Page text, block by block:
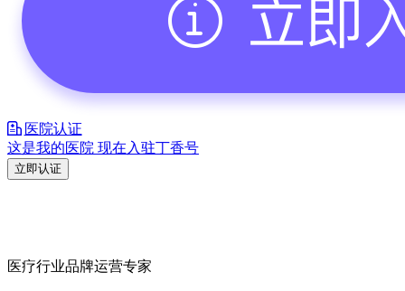
医院认证
这是我的医院 现在入驻丁香号
立即认证
医疗行业品牌运营专家